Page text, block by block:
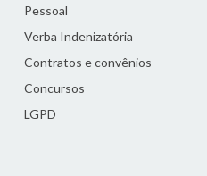
Pessoal
Verba Indenizatória
Contratos e convênios
Concursos
LGPD